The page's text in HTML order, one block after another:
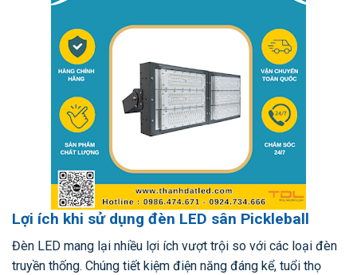
Lợi ích khi sử dụng đèn LED sân Pickleball
Đèn LED mang lại nhiều lợi ích vượt trội so với các loại đèn
truyền thống. Chúng tiết kiệm điện năng đáng kể, tuổi thọ